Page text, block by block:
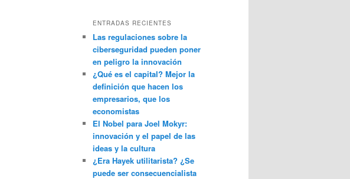
ENTRADAS RECIENTES
Las regulaciones sobre la
ciberseguridad pueden poner
en peligro la innovación
¿Qué es el capital? Mejor la
definición que hacen los
empresarios, que los
economistas
El Nobel para Joel Mokyr:
innovación y el papel de las
ideas y la cultura
¿Era Hayek utilitarista? ¿Se
puede ser consecuencialista